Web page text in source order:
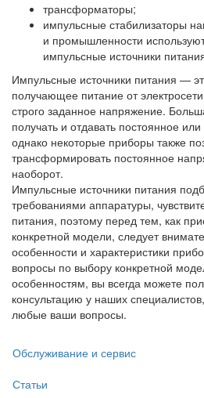
трансформаторы;
импульсные стабилизаторы
и промышленности
импульсные источники
Импульсные источники питания —
получающее питание от
строго заданное напряжение.
получать и отдавать постоянное
однако некоторые приборы также
трансформировать постоянное
наоборот.
Импульсные источники питания
требованиями аппаратуры,
питания, поэтому перед тем, как
конкретной модели, следует
особенности и характеристики
вопросы по выбору конкретной
особенностям, вы всегда можете
консультацию у наших
любые ваши вопросы.
Обслуживание и сервис
Статьи